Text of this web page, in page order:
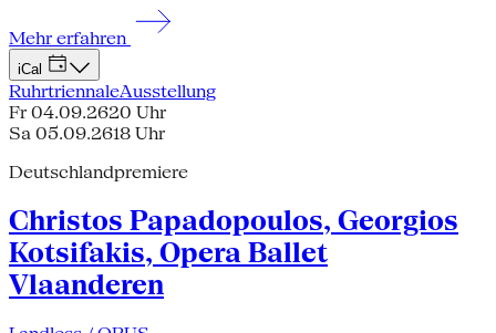
Mehr erfahren
iCal
RuhrtriennaleAusstellung
Fr 04.09.2620 Uhr
Sa 05.09.2618 Uhr
Deutschlandpremiere
Christos Papadopoulos, Georgios
Kotsifakis, Opera Ballet
Vlaanderen